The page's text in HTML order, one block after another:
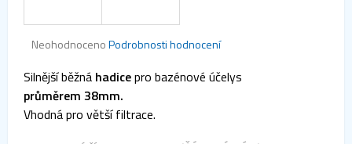
Průměrné
produktu
je
0,0
z 5
hvězdiček.
NeohodnocenoPodrobnosti hodnocení
Silnější běžná hadicepro bazénové účelys
průměrem 38mm.
Vhodná pro větší filtrace.